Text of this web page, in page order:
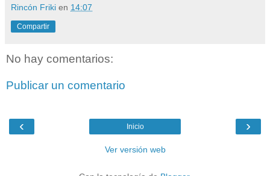
Rincón Friki en 14:07
Compartir
No hay comentarios:
Publicar un comentario
‹ ›
Inicio
Ver versión web